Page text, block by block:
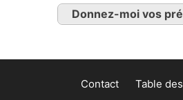
Donnez-moi vos
Contact Table